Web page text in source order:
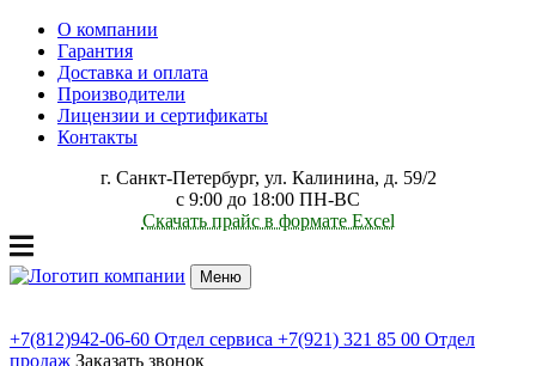
О компании
Гарантия
Доставка и оплата
Производители
Лицензии и сертификаты
Контакты
г. Санкт-Петербург, ул. Калинина, д. 59/2
с 9:00 до 18:00 ПН-ВС
Скачать прайс в формате Excel
Меню
+7(812)942-06-60 Отдел сервиса +7(921) 321 85 00 Отдел
продаж Заказать звонок